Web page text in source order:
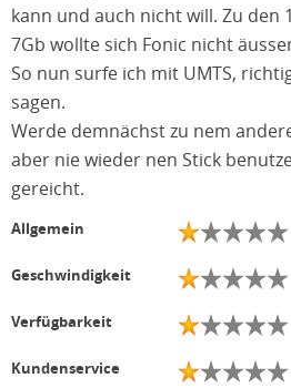
kann und auch nicht will. Zu den
7Gb wollte sich Fonic nicht
So nun surfe ich mit UMTS,
sagen.
Werde demnächst zu nem
aber nie wieder nen Stick
gereicht.
Allgemein
Geschwindigkeit
Verfügbarkeit
Kundenservice